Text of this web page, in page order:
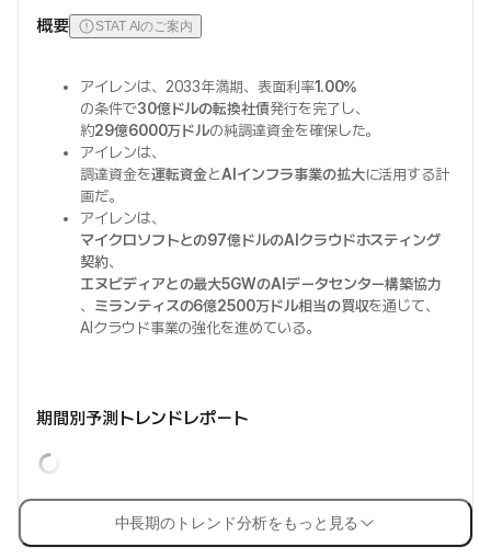
概要 STAT AIのご案内
アイレンは、2033年満期、表面利率1.00%
の条件で30億ドルの転換社債発行を完了し、
約29億6000万ドルの純調達資金を確保した。
アイレンは、
調達資金を運転資金とAIインフラ事業の拡大に活用する計
画だ。
アイレンは、
マイクロソフトとの97億ドルのAIクラウドホスティング
契約、
エヌビディアとの最大5GWのAIデータセンター構築協力
、 ミランティスの6億2500万ドル相当の買収を通じて、
AIクラウド事業の強化を進めている。
期間別予測トレンドレポート
中長期のトレンド分析をもっと見る